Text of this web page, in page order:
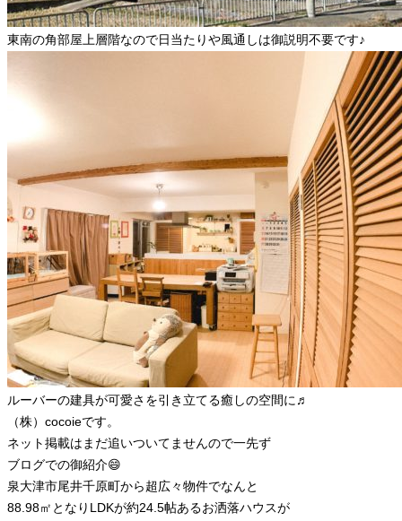
東南の角部屋上層階なので日当たりや風通しは御説明不要です♪
ルーバーの建具が可愛さを引き立てる癒しの空間に♬
（株）cocoieです。
ネット掲載はまだ追いついてませんので一先ず
ブログでの御紹介😄
泉大津市尾井千原町から超広々物件でなんと
88.98㎡となりLDKが約24.5帖あるお洒落ハウスが